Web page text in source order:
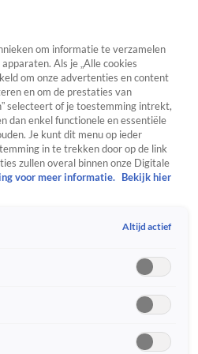
om informatie te verzamelen
Als je „Alle cookies
om onze advertenties en content
en om de prestaties van
selecteert of je toestemming intrekt,
dan enkel functionele en essentiële
Je kunt dit menu op ieder
in te trekken door op de link
zullen overal binnen onze Digitale
voor meer informatie.
Bekijk hier
Altijd actief